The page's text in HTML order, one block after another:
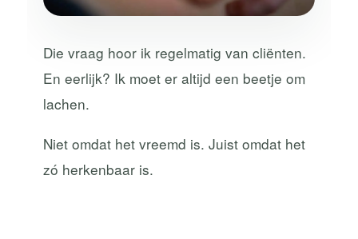
Die vraag hoor ik regelmatig van cliënten.
En eerlijk? Ik moet er altijd een beetje om
lachen.
Niet omdat het vreemd is. Juist omdat het
zó herkenbaar is.